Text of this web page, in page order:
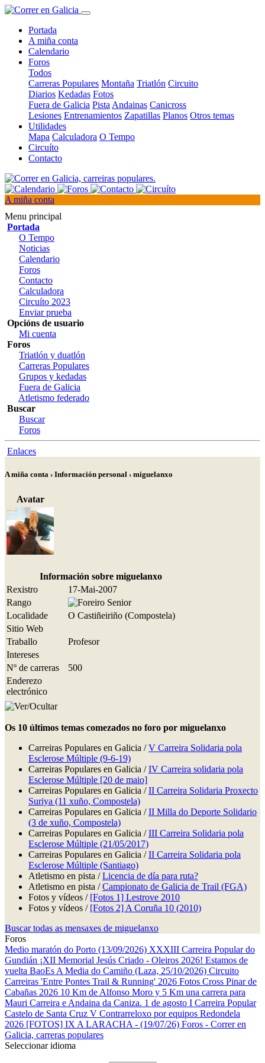
Portada
A miña conta
Calendario
Foros
Todos
Carreras Populares Montaña Triatlón Circuito
Diarios Kedadas Fotos
Fuera de Galicia Pista Andainas Canicross
Lesiones Entrenamientos Zapatillas Planos Otros temas
Utilidades
Mapa Calculadora O Tempo
Circuíto
Contacto
A miña conta
Menu principal
Portada
O Tempo
Noticias
Calendario
Foros
Contacto
Calculadora
Circuíto 2023
Enviar prueba
Opcións de usuario
Mi cuenta
Foros
Triatlón y duatlón
Carreras Populares
Grupos y kedadas
Fuera de Galicia
Atletismo federado
Buscar
Buscar
Foros
Enlaces
A miña conta › Información personal › miguelanxo
Avatar
Información sobre miguelanxo
Rexistro
17-Mai-2007
Rango
Localidade
O Castiñeiriño (Compostela)
Sitio Web
Traballo
Profesor
Intereses
Nº de carreras
500
Enderezo
electrónico
Os 10 últimos temas comezados no foro por miguelanxo
Carreiras Populares en Galicia /V Carreira Solidaria pola
Esclerose Múltiple (9-6-19)
Carreiras Populares en Galicia /IV Carreira solidaria pola
Esclerose Múltiple [20 de maio]
Carreiras Populares en Galicia /II Carreira Solidaria Proxecto
Suriya (11 xuño, Compostela)
Carreiras Populares en Galicia /II Milla do Deporte Solidario
(3 de xuño, Compostela)
Carreiras Populares en Galicia /III Carreira Solidaria pola
Esclerose Múltiple (21/05/2017)
Carreiras Populares en Galicia /II Carreira Solidaria pola
Esclerose Múltiple (Santiago)
Atletismo en pista /Licencia de día para ruta?
Atletismo en pista /Campionato de Galicia de Trail (FGA)
Fotos y vídeos / [Fotos 1] Lestrove 2010
Fotos y vídeos / [Fotos 2] A Coruña 10 (2010)
Buscar todas as mensaxes de miguelanxo
Foros
Medio maratón do Porto (13/09/2026) XXXIII Carreira Popular do
Gundián ¡XII Memorial Jesús Criado - Oleiros 2026! Estamos de
vuelta BaoEs A Media do Camiño (Laza, 25/10/2026) Circuito
Carreiras 'Entre Pontes Trail & Running' 2026 Fotos Cross Pinar de
Cabañas 2026 10 Km de Alfonso Moro y 5 Km una carrera para
Mauri Carreira e Andaina da Caniza. 1 de agosto I Carreira Popular
Castelo de Santa Cruz V Contrarreloxo por equipos Redondela
2026 [FOTOS] IX A LARACHA - (19/07/26) Foros - Correr en
Galicia, carreras populares
Seleccionar idioma